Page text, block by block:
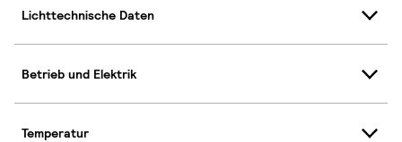
Lichttechnische Daten
Betrieb und Elektrik
Temperatur